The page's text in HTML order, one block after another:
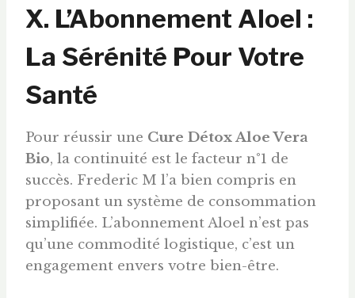
X. L’Abonnement Aloel :
La Sérénité Pour Votre
Santé
Pour réussir une Cure Détox Aloe Vera
Bio, la continuité est le facteur n°1 de
succès. Frederic M l’a bien compris en
proposant un système de consommation
simplifiée. L’abonnement Aloel n’est pas
qu’une commodité logistique, c’est un
engagement envers votre bien-être.